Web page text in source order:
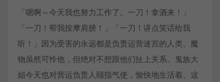
「嗯啊～今天我也努力工作了。一刀！拿酒来！」
「一刀！帮我按摩肩膀！」「一刀！讲点笑话给我
听！」因为受害的永远都是负责运营迷宫的人类。魔
物虽然可怜他，但绝对不想跟他们扯上关系。鬼族大
姐今天也对营运负责人颐指气使，愉快地生活着。这